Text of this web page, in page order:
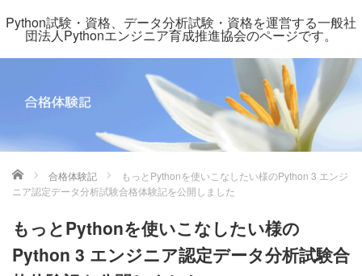
Python試験・資格、データ分析試験・資格を運営する一般社
団法人Pythonエンジニア育成推進協会のページです。
ホーム 合格体験記
もっとPythonを使いこなしたい様のPython 3 エンジ
ニア認定データ分析試験合格体験記を公開しました
もっとPythonを使いこなしたい様の
Python 3 エンジニア認定データ分析試験合